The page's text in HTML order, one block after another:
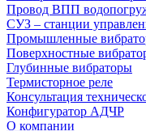
Провод ВПП
СУЗ – станции
Промышленные
Поверхностные
Глубинные вибраторы
Термисторное реле
Консультация
Конфигуратор АДЧР
О компании